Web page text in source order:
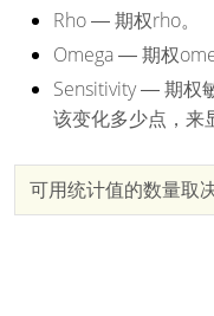
Rho― 期权rho。
Omega― 期权
Sensitivity― 期权
该变化多少点，来
可用统计值的数量取